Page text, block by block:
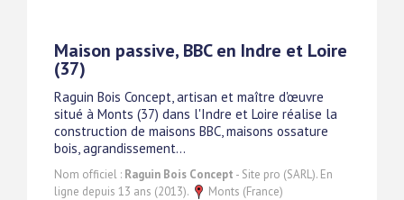
Maison passive, BBC en Indre et Loire
(37)
Raguin Bois Concept, artisan et maître d'œuvre
situé à Monts (37) dans l'Indre et Loire réalise la
construction de maisons BBC, maisons ossature
bois, agrandissement...
Nom officiel : Raguin Bois Concept - Site pro (SARL). En
ligne depuis 13 ans (2013).
Monts (France)